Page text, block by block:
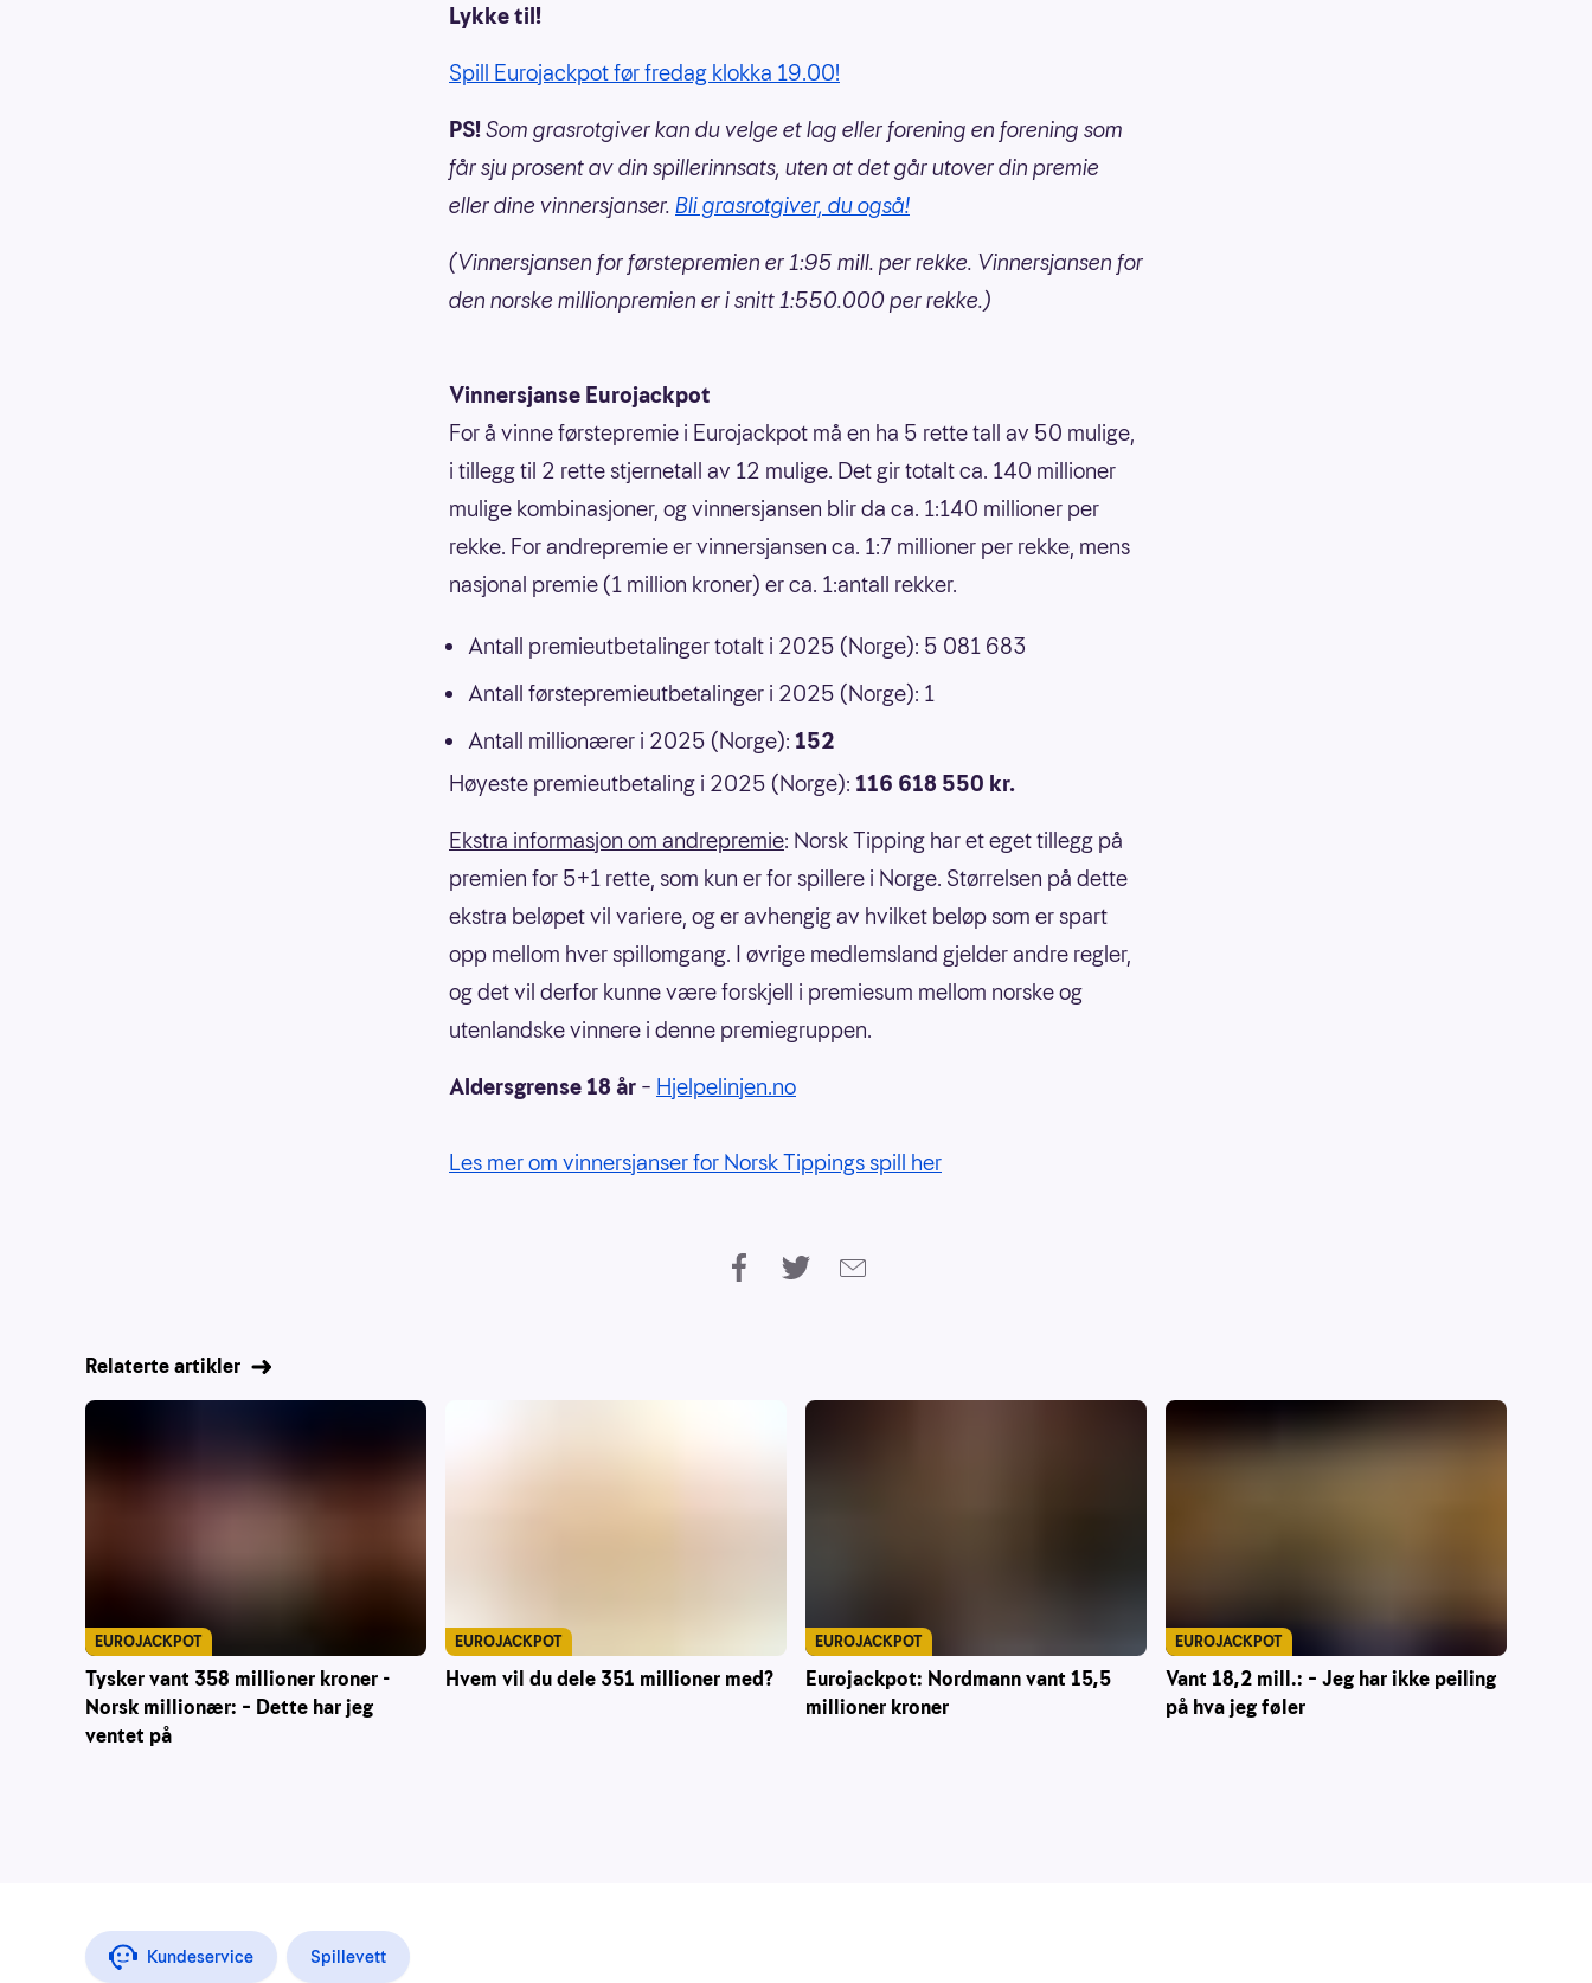
Lykke til!
Spill Eurojackpot før fredag klokka 19.00!
PS!Som grasrotgiver kan du velge et lag eller forening en forening som
får sju prosent av din spillerinnsats, uten at det går utover din premie
eller dine vinnersjanser. Bli grasrotgiver, du også!
(Vinnersjansen for førstepremien er 1:95 mill. per rekke. Vinnersjansen for
den norske millionpremien er i snitt 1:550.000 per rekke.)
Vinnersjanse Eurojackpot
For å vinne førstepremie i Eurojackpot må en ha 5 rette tall av 50 mulige,
i tillegg til 2 rette stjernetall av 12 mulige. Det gir totalt ca. 140 millioner
mulige kombinasjoner, og vinnersjansen blir da ca. 1:140 millioner per
rekke. For andrepremie er vinnersjansen ca. 1:7 millioner per rekke, mens
nasjonal premie (1 million kroner) er ca. 1:antall rekker.
Antall premieutbetalinger totalt i 2025 (Norge): 5 081 683
Antall førstepremieutbetalinger i 2025 (Norge): 1
Antall millionærer i 2025 (Norge): 152
Høyeste premieutbetaling i 2025 (Norge): 116 618 550 kr.
Ekstra informasjon om andrepremie: Norsk Tipping har et eget tillegg på
premien for 5+1 rette, som kun er for spillere i Norge. Størrelsen på dette
ekstra beløpet vil variere, og er avhengig av hvilket beløp som er spart
opp mellom hver spillomgang. I øvrige medlemsland gjelder andre regler,
og det vil derfor kunne være forskjell i premiesum mellom norske og
utenlandske vinnere i denne premiegruppen.
Aldersgrense 18 år – Hjelpelinjen.no
Les mer om vinnersjanser for Norsk Tippings spill her
Relaterte artikler
Tysker vant 358 millioner kroner -
Norsk millionær: – Dette har jeg
ventet på
EUROJACKPOT
Hvem vil du dele 351 millioner med?
EUROJACKPOT
Eurojackpot: Nordmann vant 15,5
millioner kroner
EUROJACKPOT
Vant 18,2 mill.: – Jeg har ikke peiling
på hva jeg føler
EUROJACKPOT
Kundeservice Spillevett